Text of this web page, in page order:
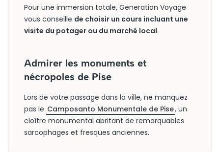
Pour une immersion totale, Generation Voyage
vous conseille de choisir un cours incluant une
visite du potager ou du marché local.
Admirer les monuments et
nécropoles de Pise
Lors de votre passage dans la ville, ne manquez
pas le Camposanto Monumentale de Pise, un
cloître monumental abritant de remarquables
sarcophages et fresques anciennes.